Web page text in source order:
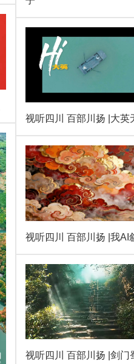
视听四川 百部川扬 |大英
视听四川 百部川扬 |我AI
视听四川 百部川扬 |剑门